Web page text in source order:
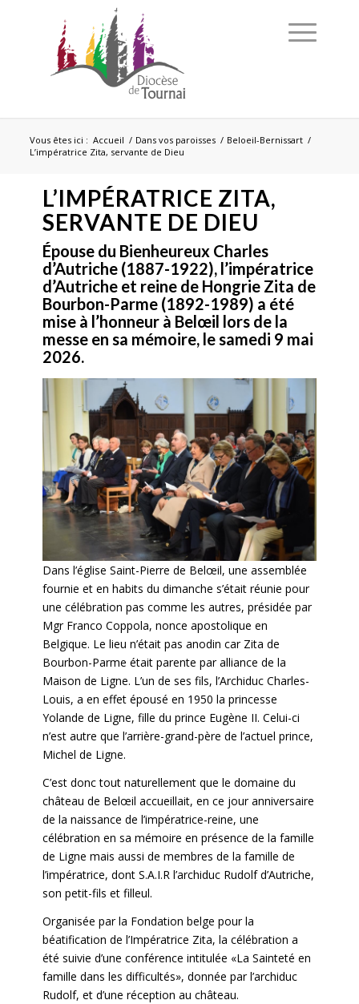
Vous êtes ici : Accueil / Dans vos paroisses / Beloeil-Bernissart /
L’impératrice Zita, servante de Dieu
L’IMPÉRATRICE ZITA,
SERVANTE DE DIEU
Épouse du Bienheureux Charles
d’Autriche (1887-1922), l’impératrice
d’Autriche et reine de Hongrie Zita de
Bourbon-Parme (1892-1989) a été
mise à l’honneur à Belœil lors de la
messe en sa mémoire, le samedi 9 mai
2026.
Dans l’église Saint-Pierre de Belœil, une assemblée
fournie et en habits du dimanche s’était réunie pour
une célébration pas comme les autres, présidée par
Mgr Franco Coppola, nonce apostolique en
Belgique. Le lieu n’était pas anodin car Zita de
Bourbon-Parme était parente par alliance de la
Maison de Ligne. L’un de ses fils, l’Archiduc Charles-
Louis, a en effet épousé en 1950 la princesse
Yolande de Ligne, fille du prince Eugène II. Celui-ci
n’est autre que l’arrière-grand-père de l’actuel prince,
Michel de Ligne.
C’est donc tout naturellement que le domaine du
château de Belœil accueillait, en ce jour anniversaire
de la naissance de l’impératrice-reine, une
célébration en sa mémoire en présence de la famille
de Ligne mais aussi de membres de la famille de
l’impératrice, dont S.A.I.R l’archiduc Rudolf d’Autriche,
son petit-fils et filleul.
Organisée par la Fondation belge pour la
béatification de l’Impératrice Zita, la célébration a
été suivie d’une conférence intitulée «La Sainteté en
famille dans les difficultés», donnée par l’archiduc
Rudolf, et d’une réception au château.